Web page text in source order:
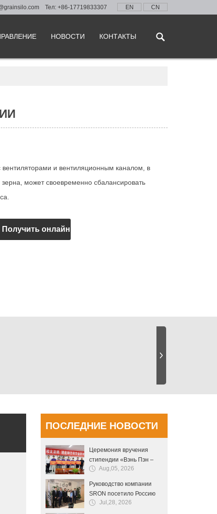
EN CN
Тел: +86-17719833307
НОВОСТИ КОНТАКТЫ
и вентиляционным каналом, в
может своевременно сбалансировать
Получить онлайн
ПОСЛЕДНИЕ НОВОСТИ
Церемония вручения
стипендии «Вэнь Пэн –
стипендия мотивации для
и Цинхуайский
университеты» прошла в
Aug,05, 2026
Руководство компании
SRON посетило Россию
для переговоров о
Jul,28, 2026